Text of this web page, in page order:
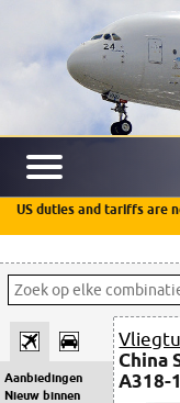
US duties and tariffs are
Aanbiedingen
Nieuw binnen
China
A318-